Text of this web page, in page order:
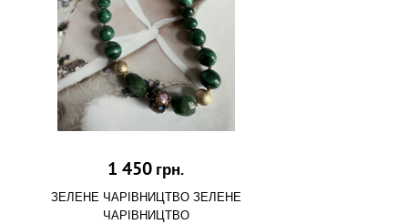
1 450 грн.
ЗЕЛЕНЕ ЧАРІВНИЦТВО ЗЕЛЕНЕ
ЧАРІВНИЦТВО